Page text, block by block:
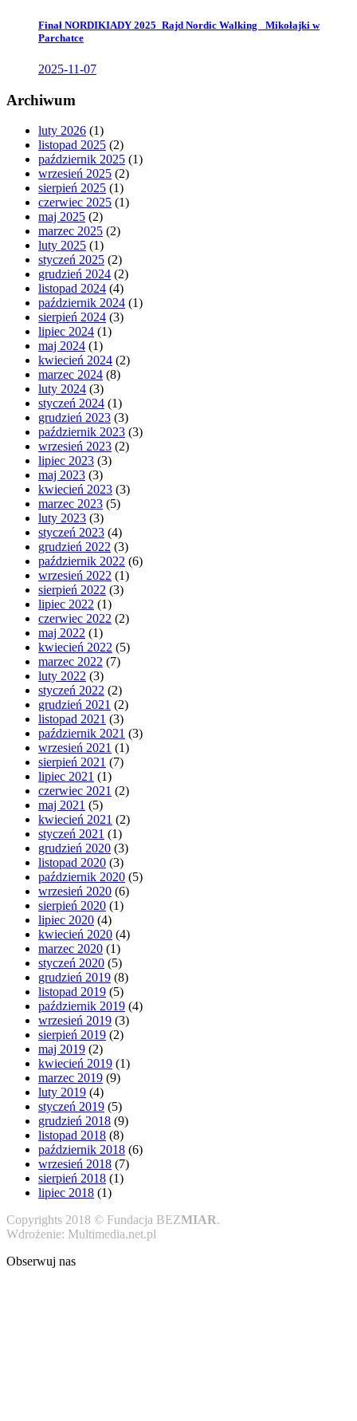
Finał NORDIKIADY 2025_Rajd Nordic Walking _Mikołajki w
Parchatce
2025-11-07
Archiwum
luty 2026 (1)
listopad 2025 (2)
październik 2025 (1)
wrzesień 2025 (2)
sierpień 2025 (1)
czerwiec 2025 (1)
maj 2025 (2)
marzec 2025 (2)
luty 2025 (1)
styczeń 2025 (2)
grudzień 2024 (2)
listopad 2024 (4)
październik 2024 (1)
sierpień 2024 (3)
lipiec 2024 (1)
maj 2024 (1)
kwiecień 2024 (2)
marzec 2024 (8)
luty 2024 (3)
styczeń 2024 (1)
grudzień 2023 (3)
październik 2023 (3)
wrzesień 2023 (2)
lipiec 2023 (3)
maj 2023 (3)
kwiecień 2023 (3)
marzec 2023 (5)
luty 2023 (3)
styczeń 2023 (4)
grudzień 2022 (3)
październik 2022 (6)
wrzesień 2022 (1)
sierpień 2022 (3)
lipiec 2022 (1)
czerwiec 2022 (2)
maj 2022 (1)
kwiecień 2022 (5)
marzec 2022 (7)
luty 2022 (3)
styczeń 2022 (2)
grudzień 2021 (2)
listopad 2021 (3)
październik 2021 (3)
wrzesień 2021 (1)
sierpień 2021 (7)
lipiec 2021 (1)
czerwiec 2021 (2)
maj 2021 (5)
kwiecień 2021 (2)
styczeń 2021 (1)
grudzień 2020 (3)
listopad 2020 (3)
październik 2020 (5)
wrzesień 2020 (6)
sierpień 2020 (1)
lipiec 2020 (4)
kwiecień 2020 (4)
marzec 2020 (1)
styczeń 2020 (5)
grudzień 2019 (8)
listopad 2019 (5)
październik 2019 (4)
wrzesień 2019 (3)
sierpień 2019 (2)
maj 2019 (2)
kwiecień 2019 (1)
marzec 2019 (9)
luty 2019 (4)
styczeń 2019 (5)
grudzień 2018 (9)
listopad 2018 (8)
październik 2018 (6)
wrzesień 2018 (7)
sierpień 2018 (1)
lipiec 2018 (1)
Copyrights 2018 © Fundacja BEZMIAR.
Wdrożenie: Multimedia.net.pl
Obserwuj nas